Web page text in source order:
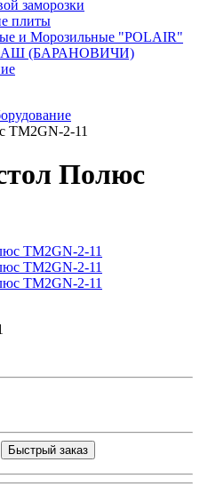
заморозки
плиты
и Морозильные "POLAIR"
(БАРАНОВИЧИ)
TM2GN-2-11
Полюс
Быстрый заказ